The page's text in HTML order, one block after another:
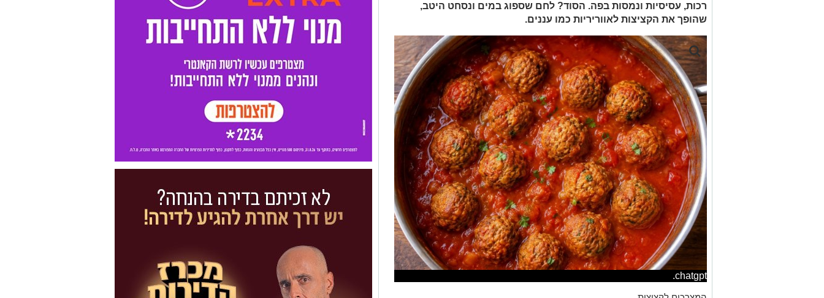
רכות, עסיסיות ונמסות בפה. הסוד? לחם שספוג במים ונסחט היטב,
שהופך את הקציצות לאווריריות כמו עננים.
chatgpt.